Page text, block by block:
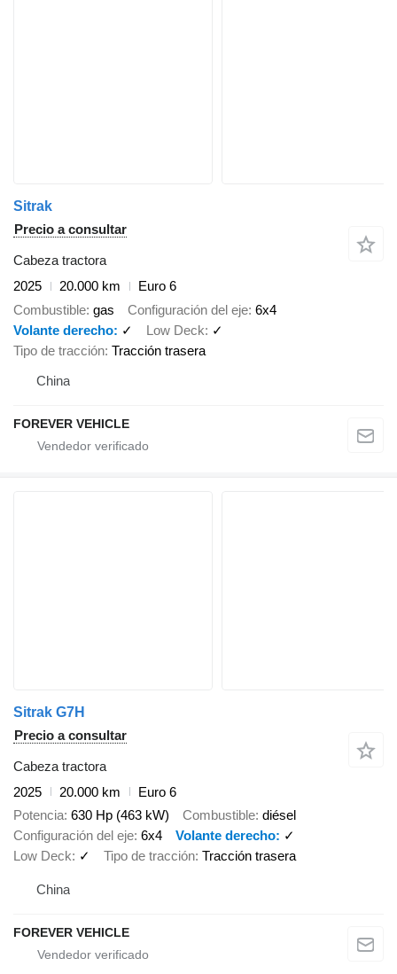
Sitrak
Precio a consultar
Cabeza tractora
2025
20.000 km
Euro 6
Combustible gas Configuración del eje 6x4
Volante derecho
✓ Low Deck
✓
Tipo de tracción Tracción trasera
China
FOREVER VEHICLE
Sitrak G7H
Precio a consultar
Cabeza tractora
2025
20.000 km
Euro 6
Potencia 630 Hp (463 kW) Combustible diésel
Configuración del eje 6x4 Volante derecho
✓
Low Deck
✓ Tipo de tracción Tracción trasera
China
FOREVER VEHICLE